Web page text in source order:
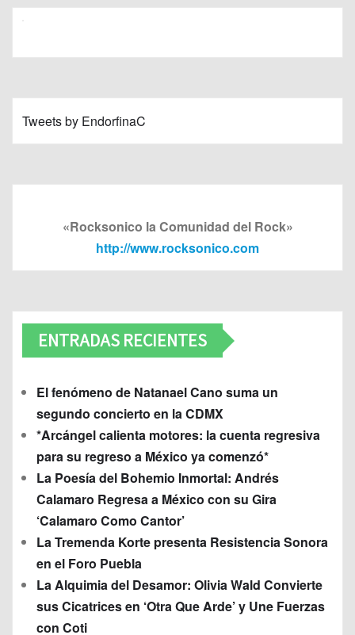
Tweets by EndorfinaC
«Rocksonico la Comunidad del Rock»
http://www.rocksonico.com
ENTRADAS RECIENTES
El fenómeno de Natanael Cano suma un
segundo concierto en la CDMX
*Arcángel calienta motores: la cuenta regresiva
para su regreso a México ya comenzó*
La Poesía del Bohemio Inmortal: Andrés
Calamaro Regresa a México con su Gira
‘Calamaro Como Cantor’
La Tremenda Korte presenta Resistencia Sonora
en el Foro Puebla
La Alquimia del Desamor: Olivia Wald Convierte
sus Cicatrices en ‘Otra Que Arde’ y Une Fuerzas
con Coti